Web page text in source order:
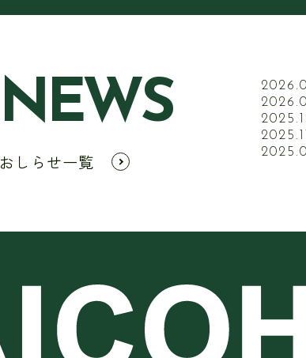
NEWS
おしらせ一覧